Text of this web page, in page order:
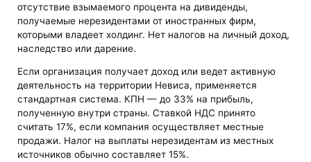
отсутствие взымаемого процента на дивиденды,
получаемые нерезидентами от иностранных фирм,
которыми владеет холдинг. Нет налогов на личный доход,
наследство или дарение.
Если организация получает доход или ведет активную
деятельность на территории Невиса, применяется
стандартная система. КПН — до 33% на прибыль,
полученную внутри страны. Ставкой НДС принято
считать 17%, если компания осуществляет местные
продажи. Налог на выплаты нерезидентам из местных
источников обычно составляет 15%.